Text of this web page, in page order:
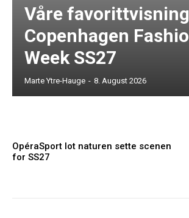
Våre
Copenhagen
Week SS27
Marte Ytre-Hauge - 8. August 2026
OpéraSport lot naturen sette scenen
for SS27